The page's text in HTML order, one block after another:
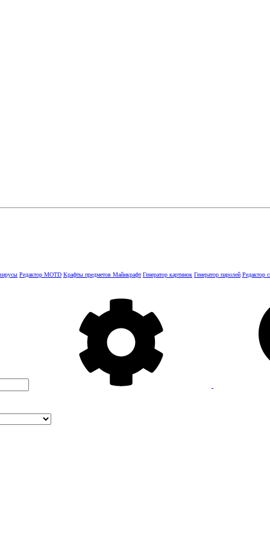
Редактор MOTD Крафты предметов Майнкрафт Генератор картинок Генератор паролей Редактор